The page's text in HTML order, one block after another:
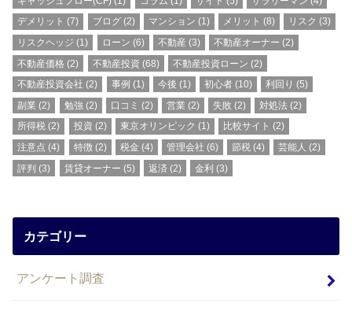
デメリット (7) ブログ(2) マンション (1) メリット (8) リスク (3)
リスクヘッジ (1) ローン (6) 不動産(3) 不動産オーナー (2)
不動産価格 (2) 不動産投資 (68) 不動産投資ローン (2)
不動産投資会社 (2) 事例 (1) 今後 (1) 初心者 (10) 利回り (5)
副業 (2) 勉強 (2) 口コミ (2) 営業 (2) 失敗 (2) 対処法 (2)
所得税 (2) 投資 (2) 東京オリンピック (1) 比較サイト (2)
注意点 (4) 特徴(2) 税金 (4) 管理会社 (6) 節税 (4) 芸能人 (2)
評判 (3) 賃貸オーナー (5) 返済 (2) 金利 (3)
カテゴリー
アンケート調査